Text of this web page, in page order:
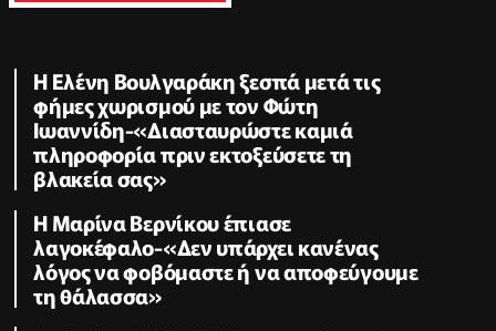
Η Ελένη Βουλγαράκη ξεσπά μετά τις
φήμες χωρισμού με τον Φώτη
Ιωαννίδη-«Διασταυρώστε καμιά
πληροφορία πριν εκτοξεύσετε τη
βλακεία σας»
Η Μαρίνα Βερνίκου έπιασε
λαγοκέφαλο-«Δεν υπάρχει κανένας
λόγος να φοβόμαστε ή να αποφεύγουμε
τη θάλασσα»